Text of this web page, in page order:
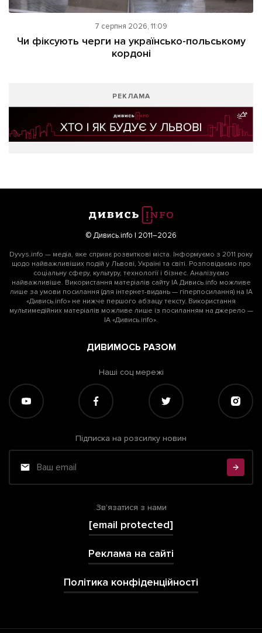
7 серпня 2026, 11:09
Чи фіксують черги на українсько-польському
кордоні
РЕКЛАМА
© Дивись.info | 2011–2026
Dyvys.info — медіа, яке сприяє розвиткові міста. Інформуємо з 2011 року
щодо найважливіших подій у Львові, Україні та світі. Розповідаємо про
соціальну сферу, культуру, технології і бізнес. Аналізуємо
найважливіше. Використання матеріалів сайту ІА Дивись.info можливе
лише за умови посилання (для інтернет-видань — гіперпосилання) на ІА
«Дивись.info» не нижче першого абзацу тексту. Використання
мультимедійних матеріалів можливе лише із посиланням на джерело —
ІА «Дивись.info».
ДИВИМОСЬ РАЗОМ
Наші соц мережі
Підписка на розсилку новин
Зв'язатися з нами
[email protected]
Реклама на сайті
Політика конфіденційності